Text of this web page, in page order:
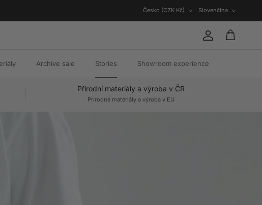
Česko (CZK Kč)
Slovenčina
Košík
Archive sale Stories Showroom experience
Přírodní materiály a výroba v ČR
Prírodné materiály a výroba v EU